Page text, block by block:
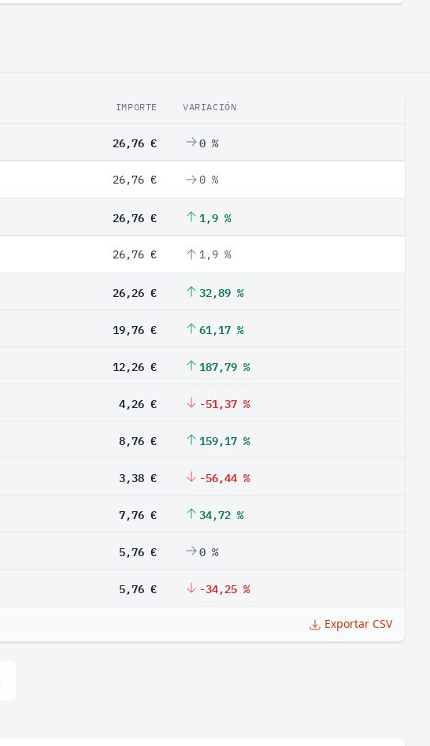
IMPORTE VARIACIÓN
26,76 € 0 %
26,76 € 0 %
26,76 € 1,9 %
26,76 € 1,9 %
26,26 € 32,89 %
19,76 € 61,17 %
12,26 € 187,79 %
4,26 € -51,37 %
8,76 € 159,17 %
3,38 € -56,44 %
7,76 € 34,72 %
5,76 € 0 %
5,76 € -34,25 %
Exportar CSV